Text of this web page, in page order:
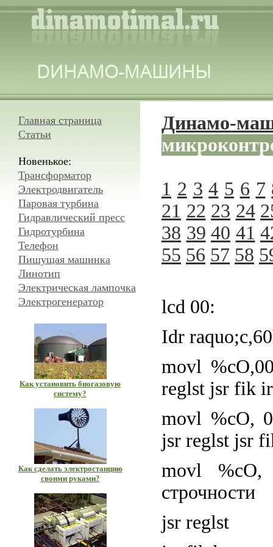
Динамо-
1 2 3 4 5 6 7
21 22 23 24
38 39 40 41
55 56 57 58
lcd 00:
Idr
movl
reglst jsr fik ir
movl %cO,
jsr reglst jsr
movl %cO,
строчности
jsr reglst
Главная страница
Статьи
Новенькое:
Трансформатор
Электродвигатель
Паровая турбина
Гидравлический пресс
Гидротурбина
Телефон
Пишущая машинка
Линотип
Электрическая лампочка
Электрогенератор
Как установить биогазовую
систему?
Как сделать электростанцию
своими руками?